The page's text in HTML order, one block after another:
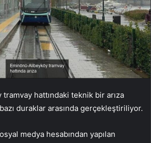
hattındaki teknik bir arıza
duraklar arasında gerçekleştiriliyor.
medya hesabından yapılan